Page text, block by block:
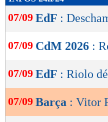
de
lecture
OK
07/09 EdF :
07/09 CdM 2026 :
07/09 EdF : Riolo
07/09 Barça : Vitor